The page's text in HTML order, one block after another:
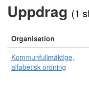
Uppdrag (1
Organisation
Kommunfullmäktige,
alfabetisk ordning